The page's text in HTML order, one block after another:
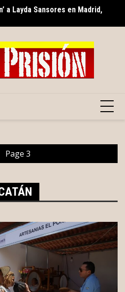
a Layda Sansores en Madrid,
Page 3